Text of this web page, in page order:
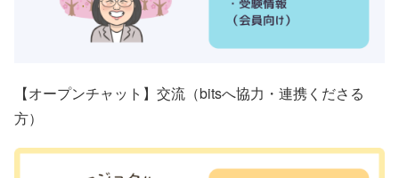
【オープンチャット】交流（bitsへ協力・連携くださる
方）